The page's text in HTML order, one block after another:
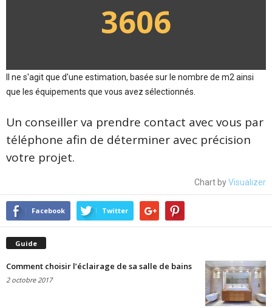
3606
Il ne s'agit que d'une estimation, basée sur le nombre de m2 ainsi
que les équipements que vous avez sélectionnés.
Un conseiller va prendre contact avec vous par
téléphone afin de déterminer avec précision
votre projet.
Chart byVisualizer
Facebook Twitter
Guide
Comment choisir l’éclairage de sa salle de bains
2 octobre 2017